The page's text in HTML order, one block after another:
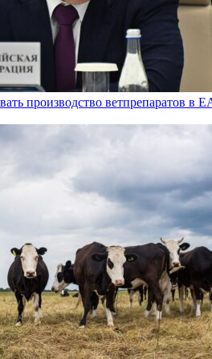
производство ветпрепаратов в